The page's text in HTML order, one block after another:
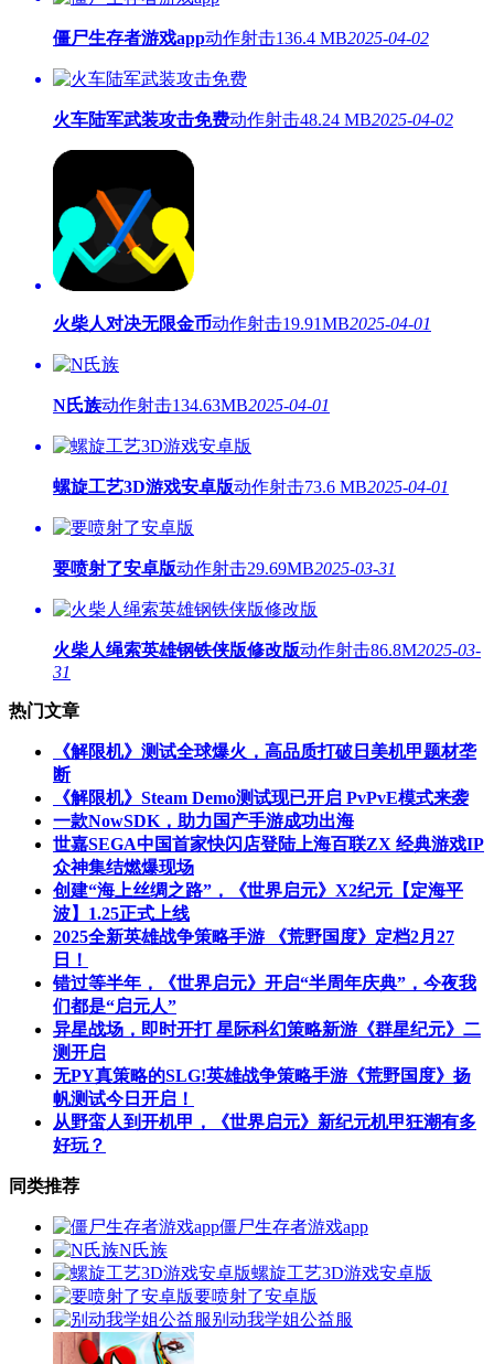
僵尸生存者游戏app动作射击136.4 MB2025-04-02
火车陆军武装攻击免费动作射击48.24 MB2025-04-02
火柴人对决无限金币动作射击19.91MB2025-04-01
N氏族动作射击134.63MB2025-04-01
螺旋工艺3D游戏安卓版动作射击73.6 MB2025-04-01
要喷射了安卓版动作射击29.69MB2025-03-31
火柴人绳索英雄钢铁侠版修改版动作射击86.8M2025-03-
31
热门文章
《解限机》测试全球爆火，高品质打破日美机甲题材垄
断
《解限机》Steam Demo测试现已开启 PvPvE模式来袭
一款NowSDK，助力国产手游成功出海
世嘉SEGA中国首家快闪店登陆上海百联ZX 经典游戏IP
众神集结燃爆现场
创建“海上丝绸之路”，《世界启元》X2纪元【定海平
波】1.25正式上线
2025全新英雄战争策略手游 《荒野国度》定档2月27
日！
错过等半年，《世界启元》开启“半周年庆典”，今夜我
们都是“启元人”
异星战场，即时开打 星际科幻策略新游《群星纪元》二
测开启
无PY真策略的SLG!英雄战争策略手游《荒野国度》扬
帆测试今日开启！
从野蛮人到开机甲，《世界启元》新纪元机甲狂潮有多
好玩？
同类推荐
僵尸生存者游戏app
N氏族
螺旋工艺3D游戏安卓版
要喷射了安卓版
别动我学姐公益服